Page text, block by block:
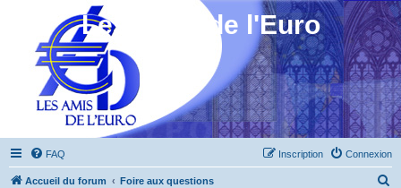
Les Amis de l'Euro
FAQ Connexion
Inscription
Accueil du forum Foire aux questions